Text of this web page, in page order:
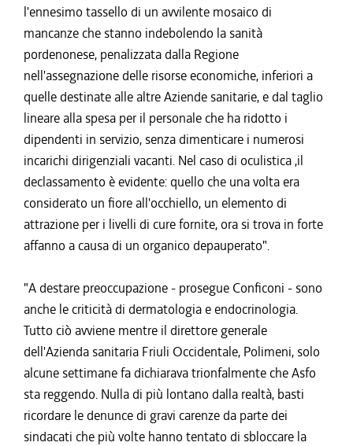
l'ennesimo tassello di un avvilente mosaico di
mancanze che stanno indebolendo la sanità
pordenonese, penalizzata dalla Regione
nell'assegnazione delle risorse economiche, inferiori a
quelle destinate alle altre Aziende sanitarie, e dal taglio
lineare alla spesa per il personale che ha ridotto i
dipendenti in servizio, senza dimenticare i numerosi
incarichi dirigenziali vacanti. Nel caso di oculistica ,il
declassamento è evidente: quello che una volta era
considerato un fiore all'occhiello, un elemento di
attrazione per i livelli di cure fornite, ora si trova in forte
affanno a causa di un organico depauperato".
"A destare preoccupazione - prosegue Conficoni - sono
anche le criticità di dermatologia e endocrinologia.
Tutto ciò avviene mentre il direttore generale
dell'Azienda sanitaria Friuli Occidentale, Polimeni, solo
alcune settimane fa dichiarava trionfalmente che Asfo
sta reggendo. Nulla di più lontano dalla realtà, basti
ricordare le denunce di gravi carenze da parte dei
sindacati che più volte hanno tentato di sbloccare la